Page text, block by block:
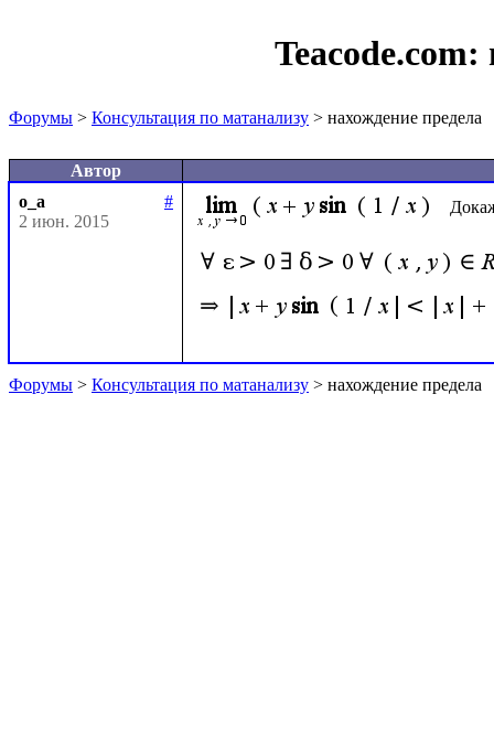
Teacode.com:
Форумы > Консультация по матанализу > нахождение предела
Автор
o_a
#
2 июн. 2015
Форумы > Консультация по матанализу > нахождение предела